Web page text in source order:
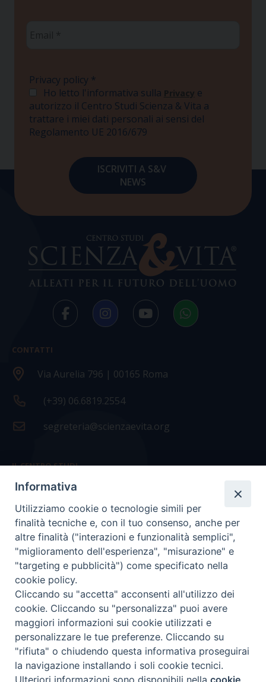
Privacy policy *
Ho letto l'informativa sulla Privacy e
autorizzo il Centro Studi Scienza & Vita a
trattare i miei dati personali ai sensi del
Regolamento UE 2016/679
CONTATTI
Via Aurelia 796 | 00165 Roma
(+39) 06.6819.2554
segreteria@scienzaevita.org
IL CENTRO STUDI
La nostra storia
Statuto
Presidenza e ufficio presidenza
Consiglio scientifico
Coordinamento nazionale
COPYRIGHT Scienza & Vita - C.F96600690588- Tutti i
diritti -Privacy- Credits
Informativa
Utilizziamo cookie o tecnologie simili per
finalità tecniche e, con il tuo consenso, anche per
altre finalità ("interazioni e funzionalità semplici",
"miglioramento dell'esperienza", "misurazione" e
"targeting e pubblicità") come specificato nella
cookie policy.
Cliccando su "accetta" acconsenti all'utilizzo dei
cookie. Cliccando su "personalizza" puoi avere
maggiori informazioni sui cookie utilizzati e
personalizzare le tue preferenze. Cliccando su
"rifiuta" o chiudendo questa informativa proseguirai
la navigazione installando i soli cookie tecnici.